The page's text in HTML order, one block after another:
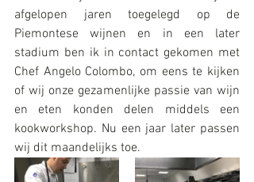
afgelopen jaren toegelegd op de
Piemontese wijnen en in een later
stadium ben ik in contact gekomen met
Chef Angelo Colombo, om eens te kijken
of wij onze gezamenlijke passie van wijn
en eten konden delen middels een
kookworkshop. Nu een jaar later passen
wij dit maandelijks toe.